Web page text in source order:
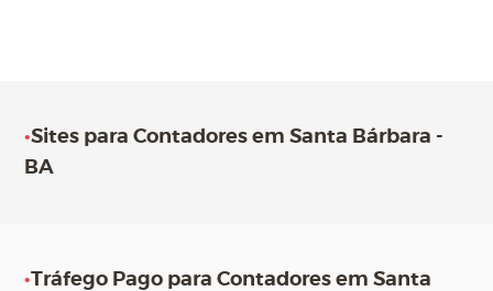
•Sites para Contadores em Santa Bárbara -
BA
•Tráfego Pago para Contadores em Santa